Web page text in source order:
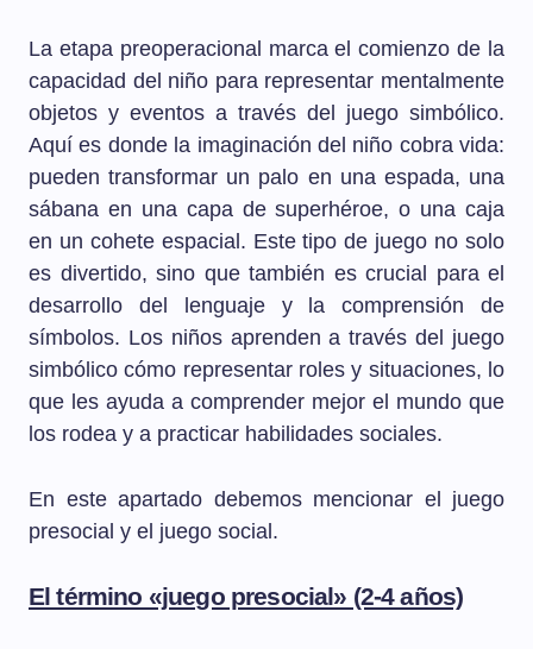
La etapa preoperacional marca el comienzo de la
capacidad del niño para representar mentalmente
objetos y eventos a través del juego simbólico.
Aquí es donde la imaginación del niño cobra vida:
pueden transformar un palo en una espada, una
sábana en una capa de superhéroe, o una caja
en un cohete espacial. Este tipo de juego no solo
es divertido, sino que también es crucial para el
desarrollo del lenguaje y la comprensión de
símbolos. Los niños aprenden a través del juego
simbólico cómo representar roles y situaciones, lo
que les ayuda a comprender mejor el mundo que
los rodea y a practicar habilidades sociales.
En este apartado debemos mencionar el juego
presocial y el juego social.
El término «juego presocial» (2-4 años)